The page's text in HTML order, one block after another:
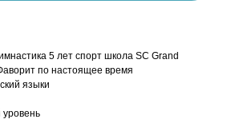
5 лет спорт школа SC Grand
по настоящее время
языки
уровень